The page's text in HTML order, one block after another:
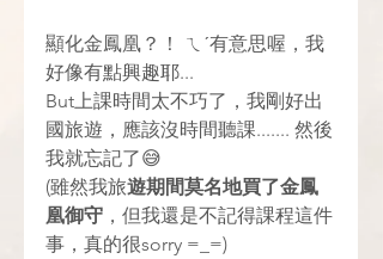
顯化金鳳凰？！ ㄟˊ有意思喔，我
好像有點興趣耶...
But上課時間太不巧了，我剛好出
國旅遊，應該沒時間聽課....... 然後
我就忘記了😅
(雖然我旅遊期間莫名地買了金鳳
凰御守 ，但我還是不記得課程這件
事，真的很sorry =_=)